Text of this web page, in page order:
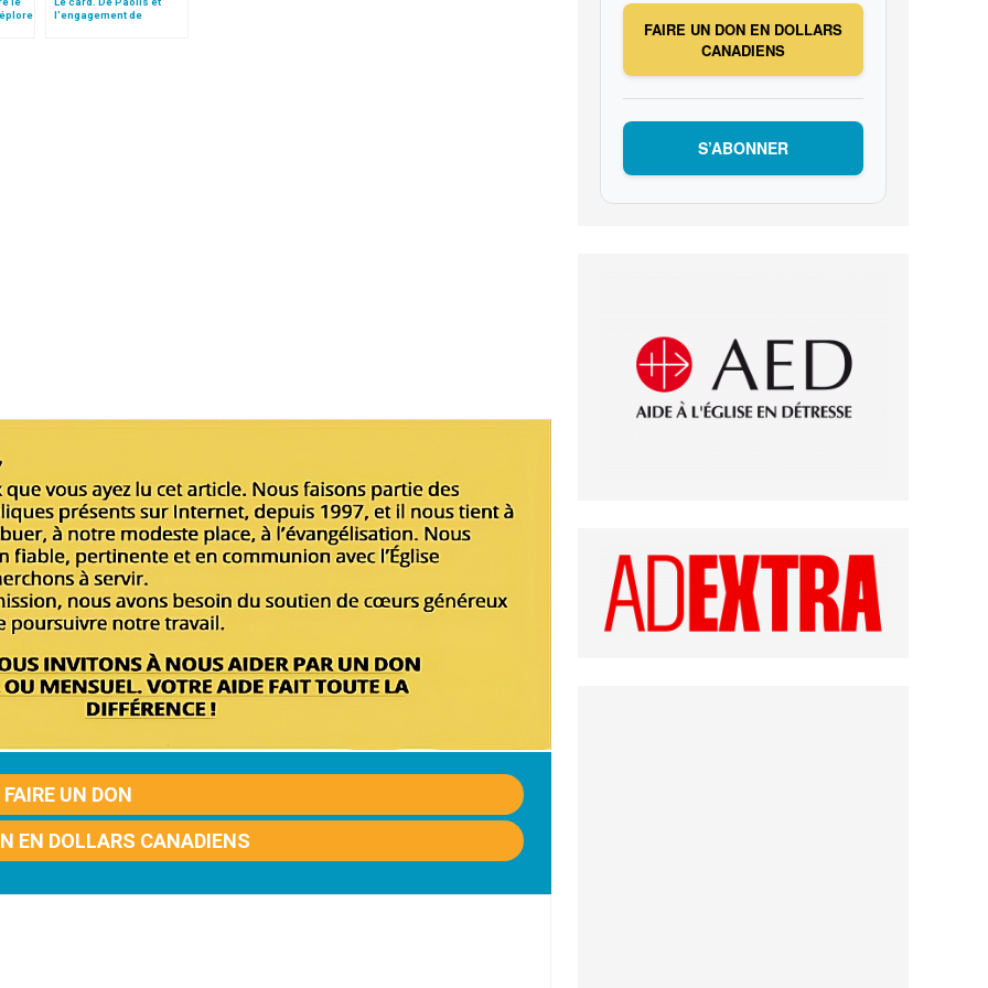
l'engagement de
FAIRE UN DON
EN DOLLARS CANADIENS
FAIRE UN DON EN DOLLARS
CANADIENS
S’ABONNER